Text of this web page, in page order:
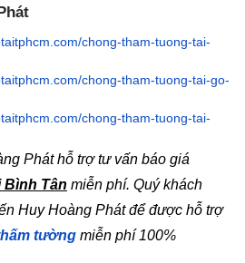
chong-tham-tuong-tai-
chong-tham-tuong-tai-go-
chong-tham-tuong-tai-
Phát hỗ trợ tư vấn báo giá
Tân miễn phí. Quý khách
Huy Hoàng Phát để được hỗ trợ
tường miễn phí 100%